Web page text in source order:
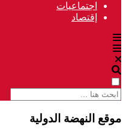
اجتماعيات
إقتصاد
موقع النهضة الدولية